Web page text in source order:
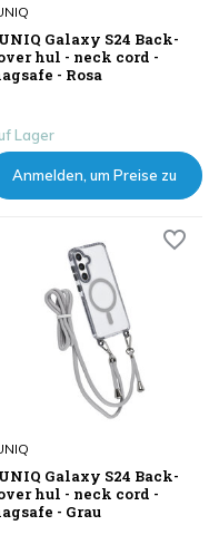
Galaxy S24 Back-
hul - neck cord -
- Rosa
Lager
Anmelden, um Preise zu
Galaxy S24 Back-
hul - neck cord -
- Grau